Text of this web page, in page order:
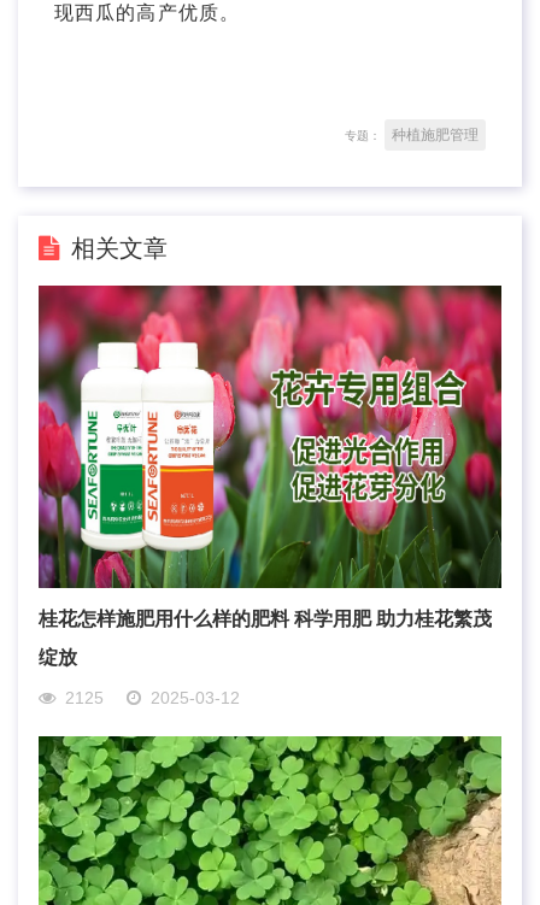
现西瓜的高产优质。
专题： 种植施肥管理
相关文章
桂花怎样施肥用什么样的肥料 科学用肥 助力桂花繁茂
绽放
2125 2025-03-12